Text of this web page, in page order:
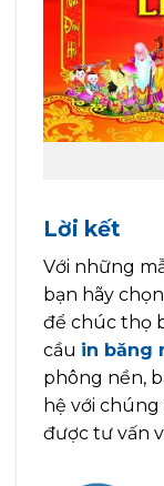
Lời kết
Với những
bạn hãy
để chúc thọ
cầu in băng
phông nền,
hệ với
được tư vấn